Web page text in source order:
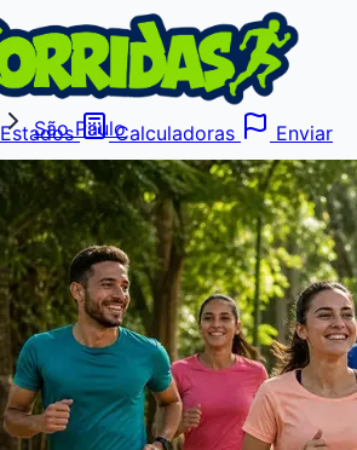
Estados Calculadoras
Enviar
São Paulo